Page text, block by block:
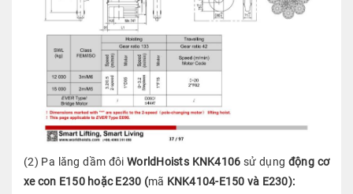
(2) Pa lăng dầm đôiWorldHoists KNK4106 sử dụng động cơ
xe con E150 hoặc E230 (mã KNK4104-E150 và E230):